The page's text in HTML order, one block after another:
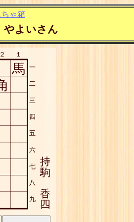
ちゃ箱
よいさん
一
二
三
四
五
六
七
２
八
１
九
馬
四
香
駒
持